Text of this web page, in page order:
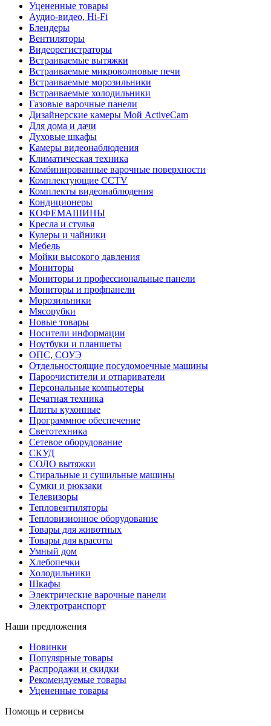
Уцененные товары
Аудио-видео, Hi-Fi
Блендеры
Вентиляторы
Видеорегистраторы
Встраиваемые вытяжки
Встраиваемые микроволновые печи
Встраиваемые морозильники
Встраиваемые холодильники
Газовые варочные панели
Дизайнерские камеры Мой ActiveCam
Для дома и дачи
Духовые шкафы
Камеры видеонаблюдения
Климатическая техника
Комбинированные варочные поверхности
Комплектующие CCTV
Комплекты видеонаблюдения
Кондиционеры
КОФЕМАШИНЫ
Кресла и стулья
Кулеры и чайники
Мебель
Мойки высокого давления
Мониторы
Мониторы и профессиональные панели
Мониторы и профпанели
Морозильники
Мясорубки
Новые товары
Носители информации
Ноутбуки и планшеты
ОПС, СОУЭ
Отдельностоящие посудомоечные машины
Пароочистители и отпариватели
Персональные компьютеры
Печатная техника
Плиты кухонные
Программное обеспечение
Светотехника
Сетевое оборудование
СКУД
СОЛО вытяжки
Стиральные и сушильные машины
Сумки и рюкзаки
Телевизоры
Тепловентиляторы
Тепловизионное оборудование
Товары для животных
Товары для красоты
Умный дом
Хлебопечки
Холодильники
Шкафы
Электрические варочные панели
Электротранспорт
Наши предложения
Новинки
Популярные товары
Распродажи и скидки
Рекомендуемые товары
Уцененные товары
Помощь и сервисы